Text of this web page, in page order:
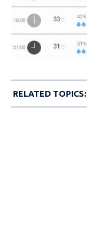
RELATED TOPICS: